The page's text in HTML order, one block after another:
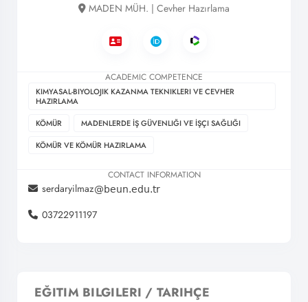
MADEN MÜH. | Cevher Hazırlama
ACADEMIC COMPETENCE
KIMYASAL-BIYOLOJIK KAZANMA TEKNIKLERI VE CEVHER
HAZIRLAMA
KÖMÜR
MADENLERDE İŞ GÜVENLIĞI VE İŞÇI SAĞLIĞI
KÖMÜR VE KÖMÜR HAZIRLAMA
CONTACT INFORMATION
serdaryilmaz
03722911197
EĞITIM BILGILERI / TARIHÇE